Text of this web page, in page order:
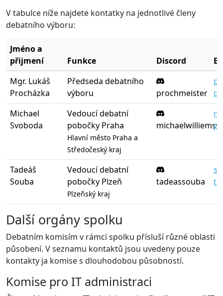
V tabulce níže najdete kontatky na jednotlivé členy
debatního výboru:
Jméno a
přijmení
Funkce Discord
Mgr. Lukáš
Procházka
Předseda debatního
výboru
prochmeister
Michael
Svoboda
Vedoucí debatní
pobočky Praha
Hlavní město Praha a
Středočeský kraj
Tadeáš
Souba
Vedoucí debatní
pobočky Plzeň
Plzeňský kraj
tadeassouba
Další orgány spolku
Debatním komisím v rámci spolku přísluší různé oblasti
působení. V seznamu kontaktů jsou uvedeny pouze
kontakty ja komise s dlouhodobou působností.
Komise pro IT administraci